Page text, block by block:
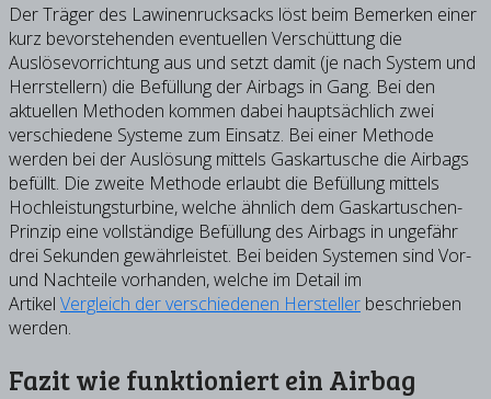
Der Träger des Lawinenrucksacks löst beim Bemerken einer
kurz bevorstehenden eventuellen Verschüttung die
Auslösevorrichtung aus und setzt damit (je nach System und
Herrstellern) die Befüllung der Airbags in Gang. Bei den
aktuellen Methoden kommen dabei hauptsächlich zwei
verschiedene Systeme zum Einsatz. Bei einer Methode
werden bei der Auslösung mittels Gaskartusche die Airbags
befüllt. Die zweite Methode erlaubt die Befüllung mittels
Hochleistungsturbine, welche ähnlich dem Gaskartuschen-
Prinzip eine vollständige Befüllung des Airbags in ungefähr
drei Sekunden gewährleistet. Bei beiden Systemen sind Vor-
und Nachteile vorhanden, welche im Detail im
Artikel Vergleich der verschiedenen Hersteller beschrieben
werden.
Fazit wie funktioniert ein Airbag